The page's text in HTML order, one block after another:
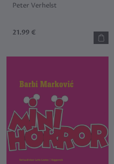
Peter Verhelst
21.99 €